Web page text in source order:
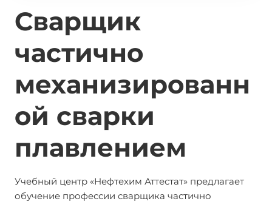
Сварщик
частично
механизированн
ой сварки
плавлением
Учебный центр «Нефтехим Аттестат» предлагает
обучение профессии сварщика частично